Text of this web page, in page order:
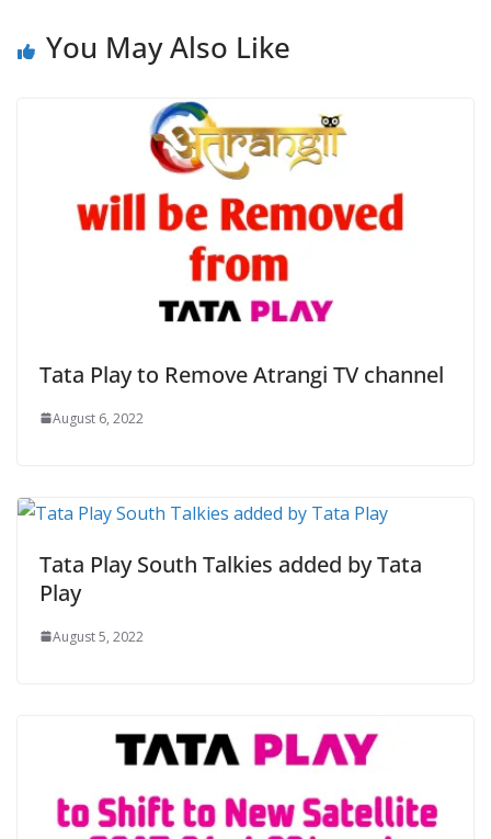
You May Also Like
Tata Play to Remove Atrangi TV channel
August 6, 2022
Tata Play South Talkies added by Tata
Play
August 5, 2022